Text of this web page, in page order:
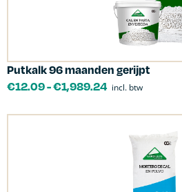
Putkalk 96 maanden gerijpt
€12.09-€1,989.24 incl. btw